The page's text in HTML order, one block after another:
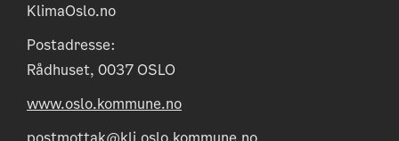
KlimaOslo.no
Postadresse:
Rådhuset, 0037 OSLO
www.oslo.kommune.no